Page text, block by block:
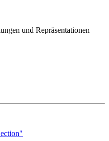
und Repräsentationen